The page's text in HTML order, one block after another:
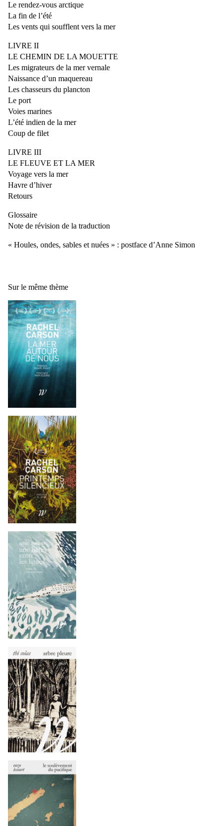
Le rendez-vous arctique
La fin de l’été
Les vents qui soufflent vers la mer
LIVRE II
LE CHEMIN DE LA MOUETTE
Les migrateurs de la mer vernale
Naissance d’un maquereau
Les chasseurs du plancton
Le port
Voies marines
L’été indien de la mer
Coup de filet
LIVRE III
LE FLEUVE ET LA MER
Voyage vers la mer
Havre d’hiver
Retours
Glossaire
Note de révision de la traduction
« Houles, ondes, sables et nuées » : postface d’Anne Simon
Sur le même thème